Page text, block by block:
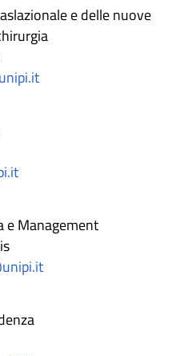
e delle nuove
e Management